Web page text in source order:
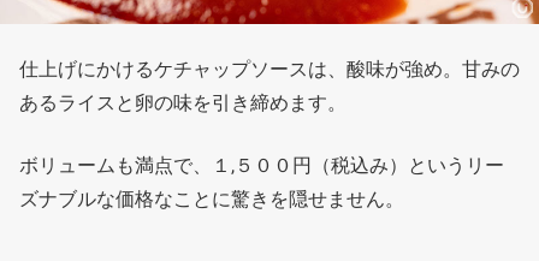
仕上げにかけるケチャップソースは、酸味が強め。甘みの
あるライスと卵の味を引き締めます。
ボリュームも満点で、１,５００円（税込み）というリー
ズナブルな価格なことに驚きを隠せません。